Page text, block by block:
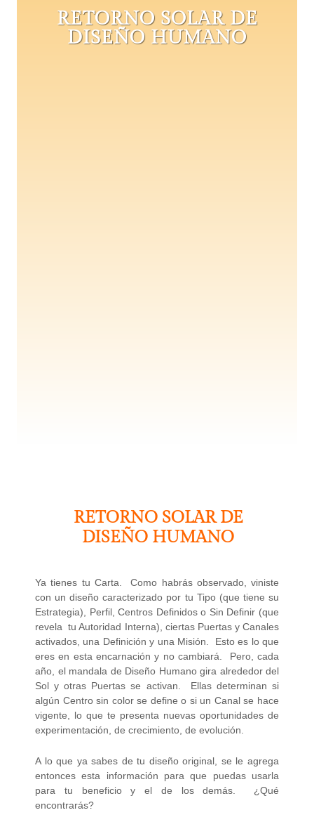
RETORNO SOLAR DE
DISEÑO HUMANO
RETORNO SOLAR DE
DISEÑO HUMANO
Ya tienes tu Carta. Como habrás observado, viniste
con un diseño caracterizado por tu Tipo (que tiene su
Estrategia), Perfil, Centros Definidos o Sin Definir (que
revela tu Autoridad Interna), ciertas Puertas y Canales
activados, una Definición y una Misión. Esto es lo que
eres en esta encarnación y no cambiará. Pero, cada
año, el mandala de Diseño Humano gira alrededor del
Sol y otras Puertas se activan. Ellas determinan si
algún Centro sin color se define o si un Canal se hace
vigente, lo que te presenta nuevas oportunidades de
experimentación, de crecimiento, de evolución.
A lo que ya sabes de tu diseño original, se le agrega
entonces esta información para que puedas usarla
para tu beneficio y el de los demás. ¿Qué
encontrarás?